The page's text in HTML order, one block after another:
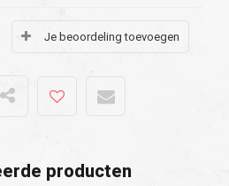
Je beoordeling toevoegen
producten